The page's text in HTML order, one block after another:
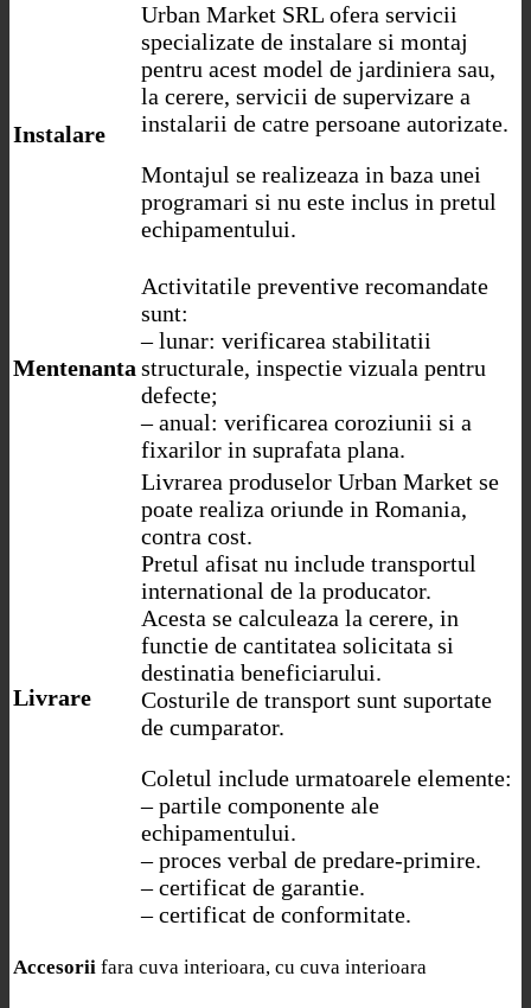
Instalare
Urban Market SRL ofera servicii
specializate de instalare si montaj
pentru acest model de jardiniera sau,
la cerere, servicii de supervizare a
instalarii de catre persoane autorizate.
Montajul se realizeaza in baza unei
programari si nu este inclus in pretul
echipamentului.
Mentenanta
Activitatile preventive recomandate
sunt:
– lunar: verificarea stabilitatii
structurale, inspectie vizuala pentru
defecte;
– anual: verificarea coroziunii si a
fixarilor in suprafata plana.
Livrare
Livrarea produselor Urban Market se
poate realiza oriunde in Romania,
contra cost.
Pretul afisat nu include transportul
international de la producator.
Acesta se calculeaza la cerere, in
functie de cantitatea solicitata si
destinatia beneficiarului.
Costurile de transport sunt suportate
de cumparator.
Coletul include urmatoarele elemente:
– partile componente ale
echipamentului.
– proces verbal de predare-primire.
– certificat de garantie.
– certificat de conformitate.
Accesorii fara cuva interioara, cu cuva interioara